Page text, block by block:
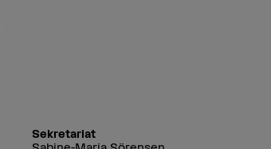
Sekretariat